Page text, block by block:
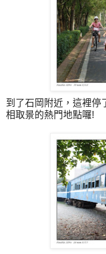
到了石岡附近，這裡停
相取景的熱門地點囉!